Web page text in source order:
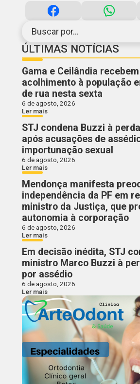
Buscar por...
ÚLTIMAS NOTÍCIAS
Gama e Ceilândia
acolhimento à população
de rua nesta sexta
6 de agosto, 2026
Ler mais
STJ condena Buzzi à
após acusações de
importunação sexual
6 de agosto, 2026
Ler mais
Mendonça manifesta
independência da PF em
ministro da Justiça, que
autonomia à corporação
6 de agosto, 2026
Ler mais
Em decisão inédita, STJ
ministro Marco Buzzi à
por assédio
6 de agosto, 2026
Ler mais